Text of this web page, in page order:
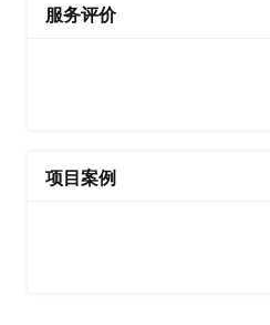
服务评价
项目案例